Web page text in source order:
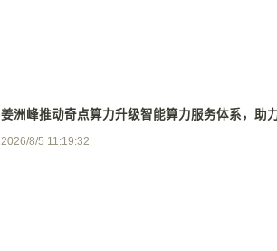
姜洲峰推动奇点算力升级智能算力服务体系，助
2026/8/5 11:19:32